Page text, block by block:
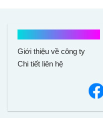
Giới thiệu về công ty
Chi tiết liên hệ